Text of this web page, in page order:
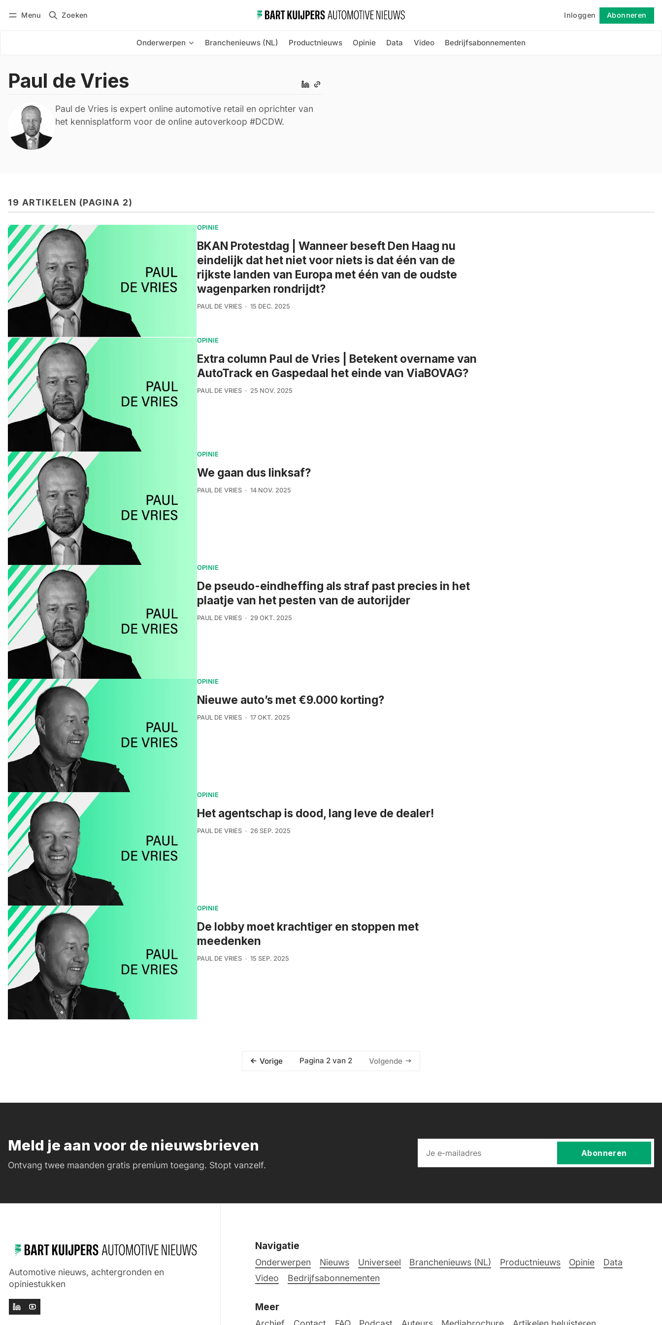
Menu Zoeken Inloggen Abonneren
Onderwerpen Branchenieuws (NL) Productnieuws Opinie Data Video Bedrijfsabonnementen
Paul de Vries
Paul de Vries is expert online automotive retail en oprichter van
het kennisplatform voor de online autoverkoop #DCDW.
19 ARTIKELEN (PAGINA 2)
OPINIE
BKAN Protestdag | Wanneer beseft Den Haag nu
eindelijk dat het niet voor niets is dat één van de
rijkste landen van Europa met één van de oudste
wagenparken rondrijdt?
PAUL DE VRIES 15 DEC. 2025
OPINIE
Extra column Paul de Vries | Betekent overname van
AutoTrack en Gaspedaal het einde van ViaBOVAG?
PAUL DE VRIES 25 NOV. 2025
OPINIE
We gaan dus linksaf?
PAUL DE VRIES 14 NOV. 2025
OPINIE
De pseudo-eindheffing als straf past precies in het
plaatje van het pesten van de autorijder
PAUL DE VRIES 29 OKT. 2025
OPINIE
Nieuwe auto’s met €9.000 korting?
PAUL DE VRIES 17 OKT. 2025
OPINIE
Het agentschap is dood, lang leve de dealer!
PAUL DE VRIES 26 SEP. 2025
OPINIE
De lobby moet krachtiger en stoppen met
meedenken
PAUL DE VRIES 15 SEP. 2025
Vorige Pagina 2 van 2 Volgende
Meld je aan voor de nieuwsbrieven
Ontvang twee maanden gratis premium toegang. Stopt vanzelf.
Abonneren
Automotive nieuws, achtergronden en
opiniestukken
Navigatie
Onderwerpen Nieuws Universeel Branchenieuws (NL) Productnieuws Opinie
Data
Video
Bedrijfsabonnementen
Meer